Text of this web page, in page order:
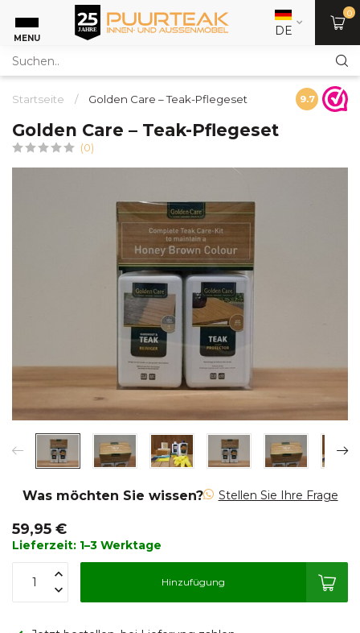
MENU DE
0
Startseite / Golden Care – Teak-Pflegeset 9.7
Golden Care – Teak-Pflegeset
(0)
Was möchten Sie wissen? Stellen Sie Ihre Frage
59,95 €
Lieferzeit: 1–3 Werktage
Hinzufügung